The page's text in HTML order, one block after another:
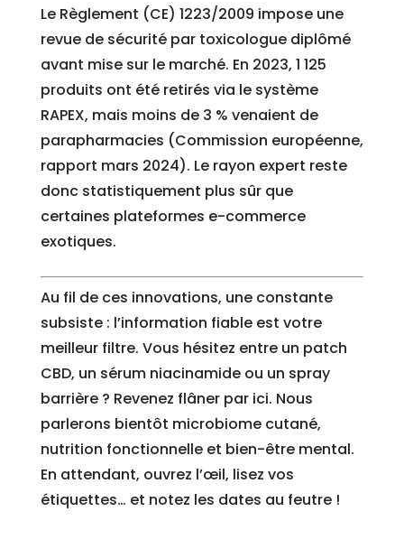
Le Règlement (CE) 1223/2009 impose une
revue de sécurité par toxicologue diplômé
avant mise sur le marché. En 2023, 1 125
produits ont été retirés via le système
RAPEX, mais moins de 3 % venaient de
parapharmacies (Commission européenne,
rapport mars 2024). Le rayon expert reste
donc statistiquement plus sûr que
certaines plateformes e-commerce
exotiques.
Au fil de ces innovations, une constante
subsiste : l’information fiable est votre
meilleur filtre. Vous hésitez entre un patch
CBD, un sérum niacinamide ou un spray
barrière ? Revenez flâner par ici. Nous
parlerons bientôt microbiome cutané,
nutrition fonctionnelle et bien-être mental.
En attendant, ouvrez l’œil, lisez vos
étiquettes… et notez les dates au feutre !